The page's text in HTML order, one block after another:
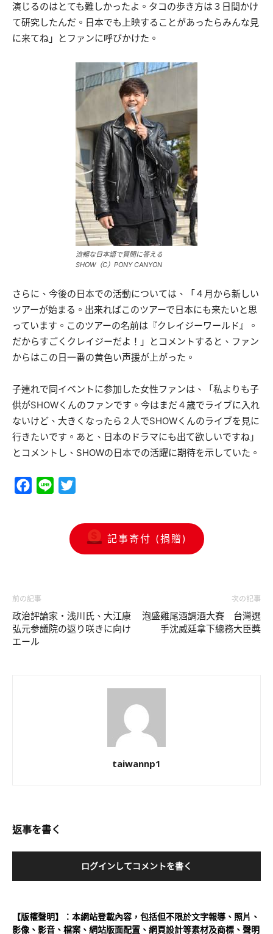
演じるのはとても難しかったよ。タコの歩き方は３日間かけ
て研究したんだ。日本でも上映することがあったらみんな見
に来てね」とファンに呼びかけた。
流暢な日本語で質問に答える
SHOW（C）PONY CANYON
さらに、今後の日本での活動については、「４月から新しい
ツアーが始まる。出来ればこのツアーで日本にも来たいと思
っています。このツアーの名前は『クレイジーワールド』。
だからすごくクレイジーだよ！」とコメントすると、ファン
からはこの日一番の黄色い声援が上がった。
子連れで同イベントに参加した女性ファンは、「私よりも子
供がSHOWくんのファンです。今はまだ４歳でライブに入れ
ないけど、大きくなったら２人でSHOWくんのライブを見に
行きたいです。あと、日本のドラマにも出て欲しいですね」
とコメントし、SHOWの日本での活躍に期待を示していた。
Facebook
Line
記事寄付 (捐贈)
前の記事
政治評論家・浅川氏、大江康
弘元参議院の返り咲きに向け
エール
次の記事
泡盛雞尾酒調酒大賽 台灣選
手沈威廷拿下總務大臣獎
taiwannp1
返事を書く
ログインしてコメントを書く
【版權聲明】：本網站登載內容，包括但不限於文字報導、照片、
影像、影音、檔案、網站版面配置、網頁設計等素材及商標、聲明